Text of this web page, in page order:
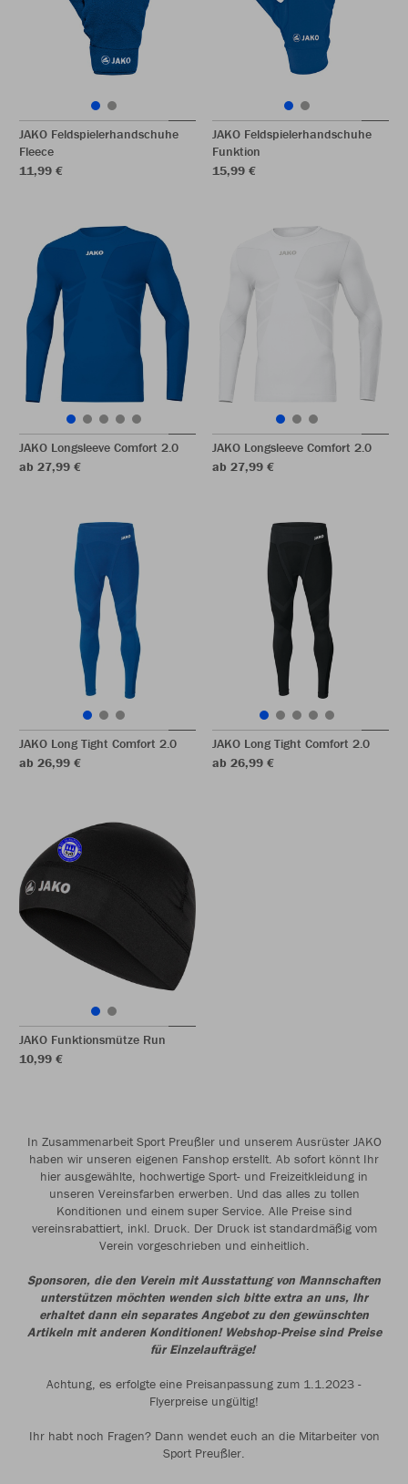
JAKO Feldspielerhandschuhe
Fleece
11,99 €
JAKO Feldspielerhandschuhe
Funktion
15,99 €
JAKO Longsleeve Comfort 2.0
ab 27,99 €
JAKO Longsleeve Comfort 2.0
ab 27,99 €
JAKO Long Tight Comfort 2.0
ab 26,99 €
JAKO Long Tight Comfort 2.0
ab 26,99 €
JAKO Funktionsmütze Run
10,99 €
In Zusammenarbeit Sport Preußler und unserem Ausrüster JAKO
haben wir unseren eigenen Fanshop erstellt. Ab sofort könnt Ihr
hier ausgewählte, hochwertige Sport- und Freizeitkleidung in
unseren Vereinsfarben erwerben. Und das alles zu tollen
Konditionen und einem super Service. Alle Preise sind
vereinsrabattiert, inkl. Druck. Der Druck ist standardmäßig vom
Verein vorgeschrieben und einheitlich.
Sponsoren, die den Verein mit Ausstattung von Mannschaften
unterstützen möchten wenden sich bitte extra an uns, Ihr
erhaltet dann ein separates Angebot zu den gewünschten
Artikeln mit anderen Konditionen! Webshop-Preise sind Preise
für Einzelaufträge!
Achtung, es erfolgte eine Preisanpassung zum 1.1.2023 -
Flyerpreise ungültig!
Ihr habt noch Fragen? Dann wendet euch an die Mitarbeiter von
Sport Preußler.